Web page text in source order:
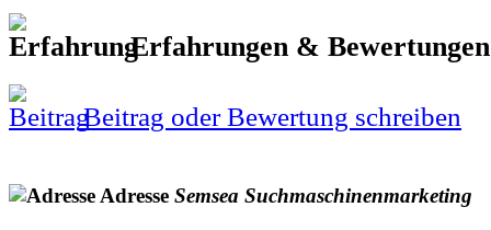
Erfahrungen &
Beitrag oder Bewertung schreiben
Adresse Semsea Suchmaschinenmarketing